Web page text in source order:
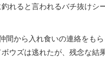
れると言われるバチ抜けシ
間から入れ食いの連絡をも
ウズは逃れたが、残念な結